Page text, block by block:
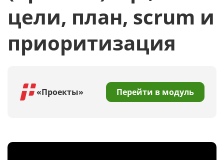
цели, план, scrum и
приоритизация
«Проекты» Перейти в модуль